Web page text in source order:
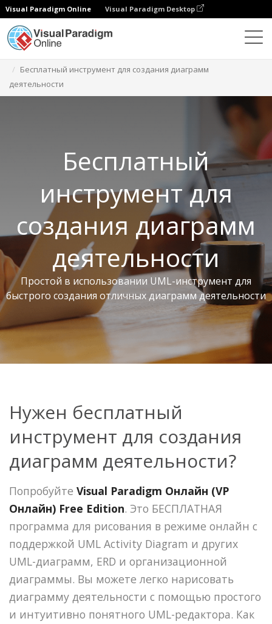
Visual Paradigm Online Visual Paradigm Desktop
Бесплатный инструмент для создания диаграмм
деятельности
Бесплатный
инструмент для
создания диаграмм
деятельности
Простой в использовании UML-инструмент для
быстрого создания отличных диаграмм деятельности
Нужен бесплатный
инструмент для создания
диаграмм деятельности?
Попробуйте Visual Paradigm Онлайн (VP
Онлайн) Free Edition. Это БЕСПЛАТНАЯ
программа для рисования в режиме онлайн с
поддержкой UML Activity Diagram и других
UML-диаграмм, ERD и организационной
диаграммы. Вы можете легко нарисовать
диаграмму деятельности с помощью простого
и интуитивно понятного UML-редактора. Как